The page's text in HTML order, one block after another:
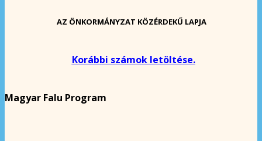
AZ ÖNKORMÁNYZAT KÖZÉRDEKŰ LAPJA
Korábbi számok letöltése.
Magyar Falu Program